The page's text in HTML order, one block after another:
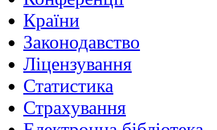
Країни
Законодавство
Ліцензування
Статистика
Страхування